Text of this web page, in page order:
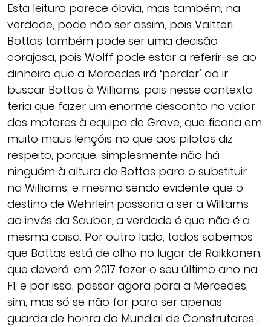
Esta leitura parece óbvia, mas também, na
verdade, pode não ser assim, pois Valtteri
Bottas também pode ser uma decisão
corajosa, pois Wolff pode estar a referir-se ao
dinheiro que a Mercedes irá ‘perder’ ao ir
buscar Bottas à Williams, pois nesse contexto
teria que fazer um enorme desconto no valor
dos motores à equipa de Grove, que ficaria em
muito maus lençóis no que aos pilotos diz
respeito, porque, simplesmente não há
ninguém à altura de Bottas para o substituir
na Williams, e mesmo sendo evidente que o
destino de Wehrlein passaria a ser a Williams
ao invés da Sauber, a verdade é que não é a
mesma coisa. Por outro lado, todos sabemos
que Bottas está de olho no lugar de Raikkonen,
que deverá, em 2017 fazer o seu último ano na
F1, e por isso, passar agora para a Mercedes,
sim, mas só se não for para ser apenas
guarda de honra do Mundial de Construtores…